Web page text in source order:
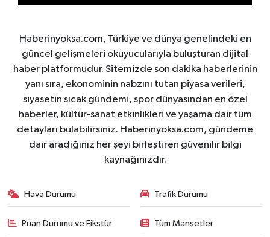
Haberinyoksa.com, Türkiye ve dünya genelindeki en
güncel gelişmeleri okuyucularıyla buluşturan dijital
haber platformudur. Sitemizde son dakika haberlerinin
yanı sıra, ekonominin nabzını tutan piyasa verileri,
siyasetin sıcak gündemi, spor dünyasından en özel
haberler, kültür-sanat etkinlikleri ve yaşama dair tüm
detayları bulabilirsiniz. Haberinyoksa.com, gündeme
dair aradığınız her şeyi birleştiren güvenilir bilgi
kaynağınızdır.
Hava Durumu Trafik Durumu
Puan Durumu ve Fikstür Tüm Manşetler